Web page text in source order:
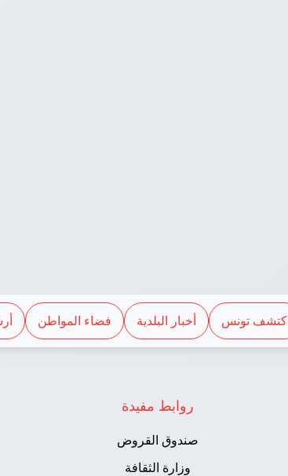
اكتشف تونس أخبار البلدية فضاء المواطن
روابط مفيدة
صندوق القروض
وزارة الثقافة